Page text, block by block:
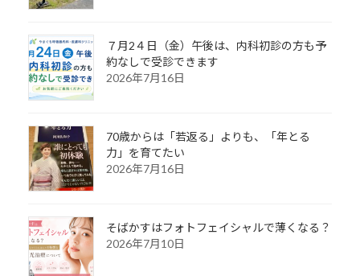
７月2４日（金）午後は、内科初診の方も予
約なしで受診できます
2026年7月16日
70歳からは「若返る」よりも、「年とる
力」を育てたい
2026年7月16日
そばかすはフォトフェイシャルで薄くなる？
2026年7月10日